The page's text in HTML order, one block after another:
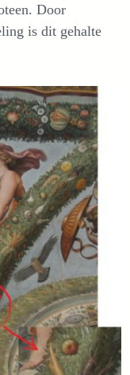
Door
is dit gehalte